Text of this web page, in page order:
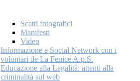
Scatti fotografici
Manifesti
Video
Informazione e Social Network con i
volontari de La Fenice A.p.S.
Educazione alla Legalità: attenti alla
criminalità sul web